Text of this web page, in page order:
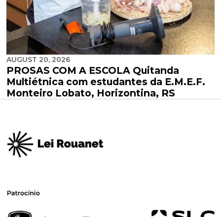
AUGUST 20, 2026
PROSAS COM A ESCOLA Quitanda
Multiétnica com estudantes da E.M.E.F.
Monteiro Lobato, Horizontina, RS